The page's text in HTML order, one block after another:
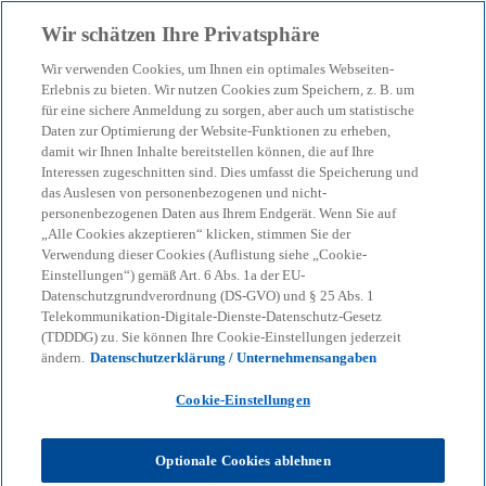
menu search
Andree Hündling
Wir schätzen Ihre Privatsphäre
Wir verwenden Cookies, um Ihnen ein optimales Webseiten-
Erlebnis zu bieten. Wir nutzen Cookies zum Speichern, z. B. um
für eine sichere Anmeldung zu sorgen, aber auch um statistische
Daten zur Optimierung der Website-Funktionen zu erheben,
damit wir Ihnen Inhalte bereitstellen können, die auf Ihre
Interessen zugeschnitten sind. Dies umfasst die Speicherung und
das Auslesen von personenbezogenen und nicht-
personenbezogenen Daten aus Ihrem Endgerät. Wenn Sie auf
„Alle Cookies akzeptieren“ klicken, stimmen Sie der
Verwendung dieser Cookies (Auflistung siehe „Cookie-
Einstellungen“) gemäß Art. 6 Abs. 1a der EU-
Datenschutzgrundverordnung (DS-GVO) und § 25 Abs. 1
Telekommunikation-Digitale-Dienste-Datenschutz-Gesetz
(TDDDG) zu. Sie können Ihre Cookie-Einstellungen jederzeit
ändern. Datenschutzerklärung / Unternehmensangaben
Cookie-Einstellungen
Optionale Cookies ablehnen